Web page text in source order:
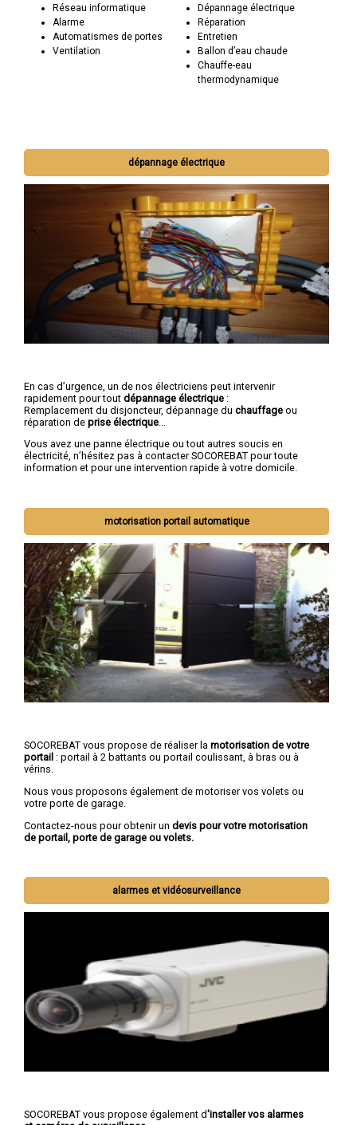
Réseau informatique
Alarme
Automatismes de portes
Ventilation
Dépannage électrique
Réparation
Entretien
Ballon d’eau chaude
Chauffe-eau
thermodynamique
dépannage électrique
En cas d’urgence, un de nos électriciens peut intervenir
rapidement pour tout dépannage électrique :
Remplacement du disjoncteur, dépannage du chauffage ou
réparation de prise électrique
Vous avez une panne électrique ou tout autres soucis en
électricité, n’hésitez pas à contacter SOCOREBAT pour toute
information et pour une intervention rapide à votre domicile.
motorisation portail automatique
SOCOREBAT vous propose de réaliser la motorisation de votre
portail : portail à 2 battants ou portail coulissant, à bras ou à
vérins.
Nous vous proposons également de motoriser vos volets ou
votre porte de garage.
Contactez-nous pour obtenir un devis pour votre motorisation
de portail, porte de garage ou volets.
alarmes et vidéosurveillance
SOCOREBAT vous propose également d'installer vos alarmes